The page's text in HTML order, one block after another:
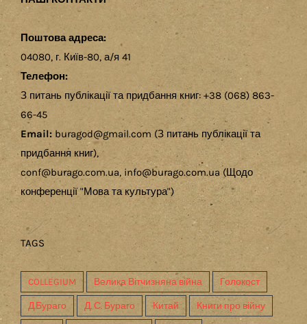
Поштова адреса:
04080, г. Київ-80, а/я 41
Телефон:
З питань публікації та придбання книг: +38 (068) 863-
66-45
Email: buragod@gmail.com (З питань публікації та
придбання книг),
conf@burago.com.ua, info@burago.com.ua (Щодо
конференції "Мова та культура")
TAGS
COLLEGIUM Велика Вітчизняна війна Голокост
Д.Бураго Д. С. Бураго Китай Книги про війну